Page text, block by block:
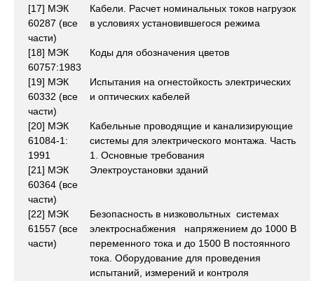
[17] МЭК
60287 (все
части)
Кабели. Расчет номинальных токов нагрузок
в условиях установившегося режима
[18] МЭК
60757:1983
Коды для обозначения цветов
[19] МЭК
60332 (все
части)
Испытания на огнестойкость электрических
и оптических кабелей
[20] МЭК
61084-1:
1991
Кабельные проводящие и канализирующие
системы для электрического монтажа. Часть
1. Основные требования
[21] МЭК
60364 (все
части)
Электроустановки зданий
[22] МЭК
61557 (все
части)
Безопасность в низковольтных системах
электроснабжения напряжением до 1000 В
переменного тока и до 1500 В постоянного
тока. Оборудование для проведения
испытаний, измерений и контроля